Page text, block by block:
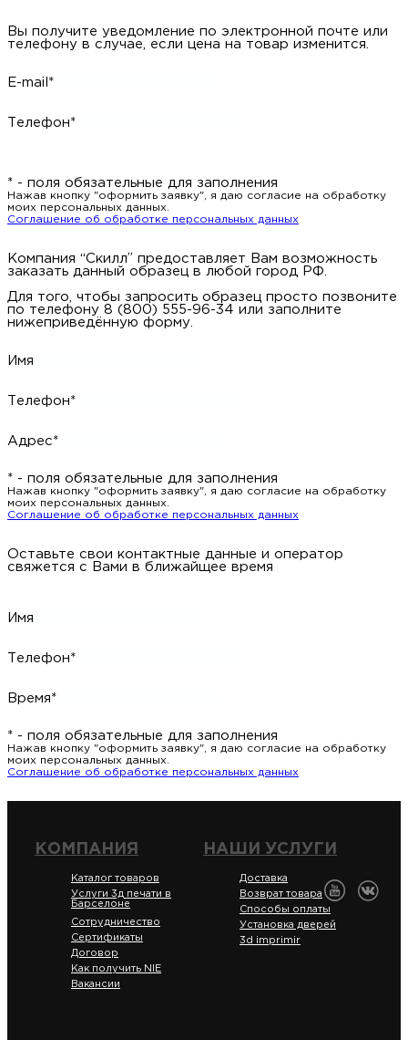
Вы получите уведомление по электронной почте или
телефону в случае, если цена на товар изменится.
E-mail*
Телефон*
* - поля обязательные для заполнения
Нажав кнопку "оформить заявку", я даю согласие на обработку
моих персональных данных.
Соглашение об обработке персональных данных
Компания “Скилл” предоставляет Вам возможность
заказать данный образец в любой город РФ.
Для того, чтобы запросить образец просто позвоните
по телефону 8 (800) 555-96-34 или заполните
нижеприведённую форму.
Имя
Телефон*
Адрес*
* - поля обязательные для заполнения
Нажав кнопку "оформить заявку", я даю согласие на обработку
моих персональных данных.
Соглашение об обработке персональных данных
Оставьте свои контактные данные и оператор
свяжется с Вами в ближайщее время
Имя
Телефон*
Время*
* - поля обязательные для заполнения
Нажав кнопку "оформить заявку", я даю согласие на обработку
моих персональных данных.
Соглашение об обработке персональных данных
КОМПАНИЯ
Каталог товаров
Услуги 3д печати в
Барселоне
Сотрудничество
Сертификаты
Договор
Как получить NIE
Вакансии
НАШИ УСЛУГИ
Доставка
Возврат товара
Способы оплаты
Установка дверей
3d imprimir